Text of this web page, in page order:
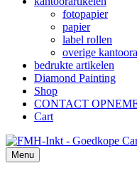
fotopapier
papier
label rollen
overige
bedrukte artikelen
Diamond Painting
Shop
CONTACT
Cart
Menu